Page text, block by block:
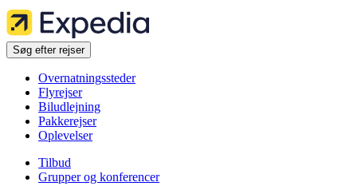
Søg efter rejser
Overnatningssteder
Flyrejser
Biludlejning
Pakkerejser
Oplevelser
Tilbud
Grupper og konferencer